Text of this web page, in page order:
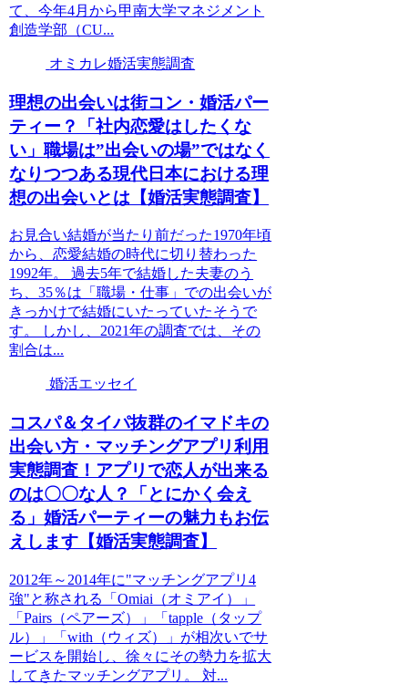
て、今年4月から甲南大学マネジメント
創造学部（CU...
オミカレ婚活実態調査
理想の出会いは街コン・婚活パー
ティー？「社内恋愛はしたくな
い」職場は”出会いの場”ではなく
なりつつある現代日本における理
想の出会いとは【婚活実態調査】
お見合い結婚が当たり前だった1970年頃
から、恋愛結婚の時代に切り替わった
1992年。 過去5年で結婚した夫妻のう
ち、35％は「職場・仕事」での出会いが
きっかけで結婚にいたっていたそうで
す。 しかし、2021年の調査では、その
割合は...
婚活エッセイ
コスパ＆タイパ抜群のイマドキの
出会い方・マッチングアプリ利用
実態調査！アプリで恋人が出来る
のは〇〇な人？「とにかく会え
る」婚活パーティーの魅力もお伝
えします【婚活実態調査】
2012年～2014年に"マッチングアプリ4
強"と称される「Omiai（オミアイ）」
「Pairs（ペアーズ）」「tapple（タップ
ル）」「with（ウィズ）」が相次いでサ
ービスを開始し、徐々にその勢力を拡大
してきたマッチングアプリ。 対...